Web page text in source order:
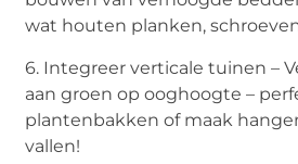
wat houten planken,
6. Integreer verticale tuinen –
aan groen op ooghoogte –
plantenbakken of maak
vallen!